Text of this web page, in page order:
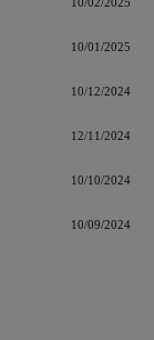
10/01/2025
10/12/2024
12/11/2024
10/10/2024
10/09/2024